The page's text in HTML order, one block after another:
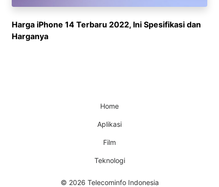
Harga iPhone 14 Terbaru 2022, Ini Spesifikasi dan
Harganya
Home
Aplikasi
Film
Teknologi
© 2026 Telecominfo Indonesia